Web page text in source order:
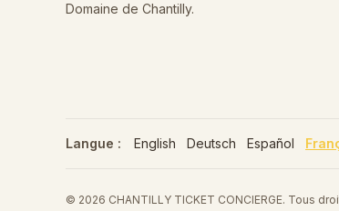
Domaine de Chantilly.
Langue : English Deutsch Español
© 2026 CHANTILLY TICKET CONCIERGE. Tous